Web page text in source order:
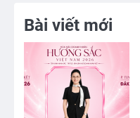
Bài viết mới